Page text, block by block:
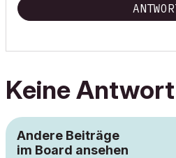
Keine
Andere Beiträge
im Board ansehen